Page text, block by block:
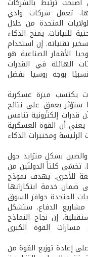
تعمل شركات وادي
المتحدة من خلال
للبيانات. يمنح الذكاء
تقنياته. إن استخدام
الأقمار الصناعية هو
الهائلة في القدرات
بوجه روسيا بفضل
يكتسب ميزة عسكرية
ستؤثر بعمقٍ على نتائج
قدرات إلكترونية تنافس
قدرات دول بأكملها55. هذا يعني أن القوة العسكرية
ومختبرات الذكاء
والصين بشكلٍ متزايد حول
تخشى كلتا الدولتَين من
للأخرى. يهدف نموذج
ضمان خدمة ابتكاراتها
المتحدة حوافز السوق
مشاريع الدفاع. ستشكل
إن نجاح النماذج
القوة الكبرى
إعادة توزيع القوة من